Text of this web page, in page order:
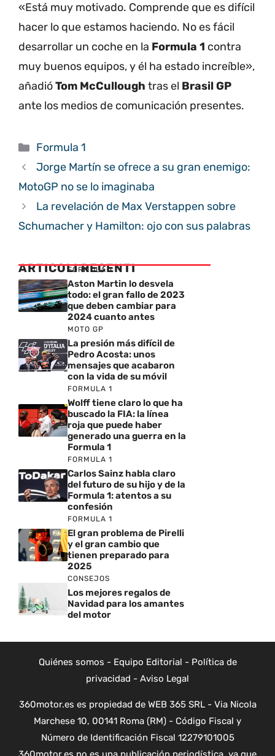
«Está muy motivado. Comprende que es difícil
hacer lo que estamos haciendo. No es fácil
desarrollar un coche en la Formula 1 contra
muy buenos equipos, y él ha estado increíble»,
añadióTom McCullough tras el Brasil GP
ante los medios de comunicación presentes.
Categorías
Formula 1
Jorge Martín se ofrece a su gran enemigo:
MotoGP no se lo imaginaba
La revelación de Max Verstappen sobre
Schumacher y Hamilton: ojo con sus palabras
ARTICOLI RECENTI
FORMULA 1
Aston Martin lo desvela
todo: el gran fallo de 2023
que deben cambiar para
2024 cuanto antes
MOTO GP
La presión más difícil de
Pedro Acosta: unos
mensajes que acabaron
con la vida de su móvil
FORMULA 1
Wolff tiene claro lo que ha
buscado la FIA: la línea
roja que puede haber
generado una guerra en la
Formula 1
FORMULA 1
Carlos Sainz habla claro
del futuro de su hijo y de la
Formula 1: atentos a su
confesión
FORMULA 1
El gran problema de Pirelli
y el gran cambio que
tienen preparado para
2025
CONSEJOS
Los mejores regalos de
Navidad para los amantes
del motor
Quiénes somos - Equipo Editorial - Política de
privacidad - Aviso Legal
360motor.es es propiedad de WEB 365 SRL - Via Nicola
Marchese 10, 00141 Roma (RM) - Código Fiscal y
Número de Identificación Fiscal 12279101005